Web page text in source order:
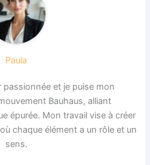
Paula
et je puise mon
Bauhaus, alliant
épurée. Mon travail vise à créer
chaque élément a un rôle et un
sens.